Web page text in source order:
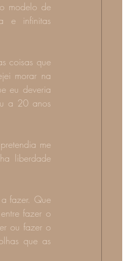
modelo de
e infinitas
coisas que
morar na
eu deveria
a 20 anos
me
liberdade
fazer. Que
fazer o
ou fazer o
que as